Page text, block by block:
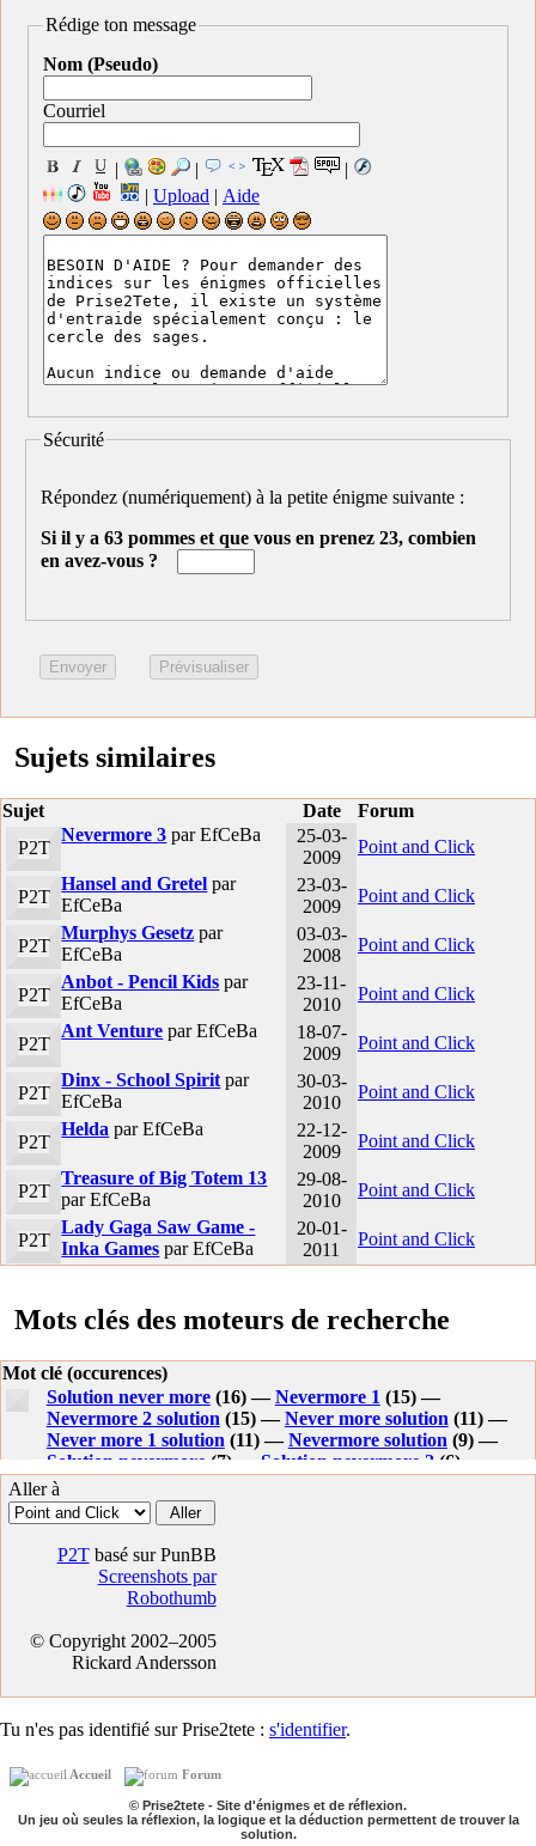
Rédige ton message
Nom (Pseudo)
Courriel
| |
|
| Upload | Aide
Sécurité
Répondez (numériquement) à la petite énigme suivante :
Si il y a 63 pommes et que vous en prenez 23, combien
en avez-vous ?
Sujets similaires
Sujet Date
Forum
P2T
Nevermore 3 par EfCeBa
25-03-
2009
Point and Click
P2T
Hansel and Gretel par
EfCeBa
23-03-
2009
Point and Click
P2T
Murphys Gesetz par
EfCeBa
03-03-
2008
Point and Click
P2T
Anbot - Pencil Kids par
EfCeBa
23-11-
2010
Point and Click
P2T
Ant Venture par EfCeBa
18-07-
2009
Point and Click
P2T
Dinx - School Spirit par
EfCeBa
30-03-
2010
Point and Click
P2T
Helda par EfCeBa
22-12-
2009
Point and Click
P2T
Treasure of Big Totem 13
par EfCeBa
29-08-
2010
Point and Click
P2T
Lady Gaga Saw Game -
Inka Games par EfCeBa
20-01-
2011
Point and Click
Mots clés des moteurs de recherche
Mot clé (occurences)
Solution never more(16) —Nevermore 1 (15) —
Nevermore 2 solution (15) —Never more solution (11) —
Never more 1 solution (11) —Nevermore solution (9) —
Solution nevermore (7) — Solution nevermore 2(6) —
Solution never more 1
Solution nevermore 1
Nevermore 1 solution
Soluce nevermore 2(3) —
Nevermore 1 soluce(3) —
Solution never more 2
Nevermore 4(2) —Jeu de more1
astuce(2) —Astuce pour never more
more 1(2) —Jeux de more1
(1) —Jeux de nevermore 1 et 2(1) —Forum never more 2
(1) — Nevermore 2 reponses(1) —
Nevermore 1games(1) — Nevermore3 solution
Nevermore 12 et 3
Nervermore 2 soluce(1) —
jeux never more(1) —Solution complete nevermore
Reponse never more 3(1) —Www.flashportal.com(1) —
Aller à
P2Tbasé sur PunBB
Screenshots par
Robothumb
© Copyright 2002–2005
Rickard Andersson
Tu n'es pas identifié sur Prise2tete : s'identifier.
Accueil Forum
© Prise2tete - Site d'énigmes et de réflexion.
Un jeu où seules la réflexion, la logique et la déduction permettent de trouver la
solution.